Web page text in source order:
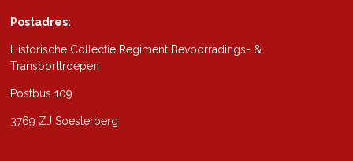
Postadres:
Historische Collectie Regiment Bevoorradings- &
Transporttroepen
Postbus 109
3769 ZJ Soesterberg